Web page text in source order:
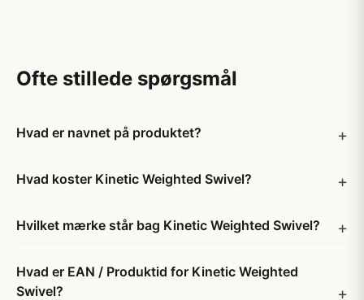
Ofte stillede spørgsmål
Hvad er navnet på produktet?
Hvad koster Kinetic Weighted Swivel?
Hvilket mærke står bag Kinetic Weighted Swivel?
Hvad er EAN / Produktid for Kinetic Weighted
Swivel?